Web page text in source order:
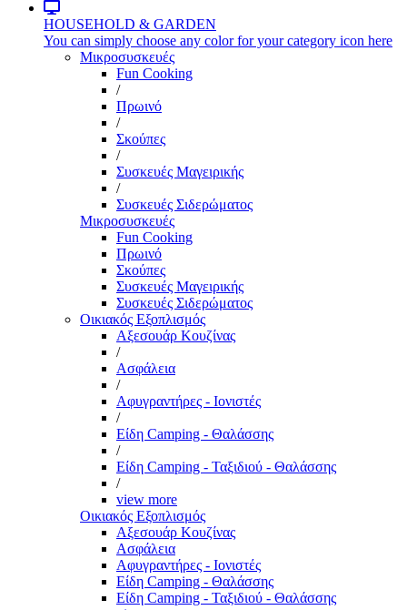
HOUSEHOLD & GARDEN
You can simply choose any color for your category icon here
Μικροσυσκευές
Fun Cooking
/
Πρωινό
/
Σκούπες
/
Συσκευές Μαγειρικής
/
Συσκευές Σιδερώματος
Μικροσυσκευές
Fun Cooking
Πρωινό
Σκούπες
Συσκευές Μαγειρικής
Συσκευές Σιδερώματος
Οικιακός Εξοπλισμός
Αξεσουάρ Κουζίνας
/
Ασφάλεια
/
Αφυγραντήρες - Ιονιστές
/
Είδη Camping - Θαλάσσης
/
Είδη Camping - Ταξιδιού - Θαλάσσης
/
view more
Οικιακός Εξοπλισμός
Αξεσουάρ Κουζίνας
Ασφάλεια
Αφυγραντήρες - Ιονιστές
Είδη Camping - Θαλάσσης
Είδη Camping - Ταξιδιού - Θαλάσσης